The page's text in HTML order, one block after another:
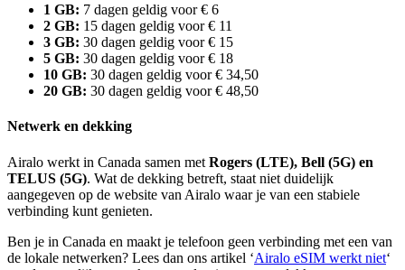
1 GB: 7 dagen geldig voor € 6
2 GB: 15 dagen geldig voor € 11
3 GB: 30 dagen geldig voor € 15
5 GB: 30 dagen geldig voor € 18
10 GB: 30 dagen geldig voor € 34,50
20 GB: 30 dagen geldig voor € 48,50
Netwerk en dekking
Airalo werkt in Canada samen met Rogers (LTE), Bell (5G) en
TELUS (5G). Wat de dekking betreft, staat niet duidelijk
aangegeven op de website van Airalo waar je van een stabiele
verbinding kunt genieten.
Ben je in Canada en maakt je telefoon geen verbinding met een van
de lokale netwerken? Lees dan ons artikel ‘Airalo eSIM werkt niet‘